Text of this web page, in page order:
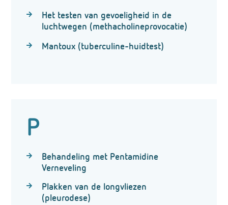
Het testen van gevoeligheid in de
luchtwegen (methacholineprovocatie)
Mantoux (tuberculine-huidtest)
P
Behandeling met Pentamidine
Verneveling
Plakken van de longvliezen
(pleurodese)